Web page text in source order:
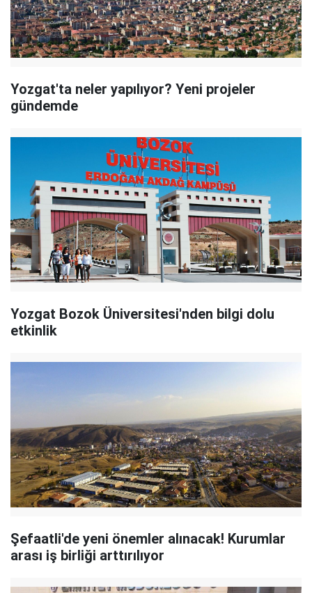
Yozgat'ta neler yapılıyor? Yeni projeler
gündemde
Yozgat Bozok Üniversitesi'nden bilgi dolu
etkinlik
Şefaatli'de yeni önemler alınacak! Kurumlar
arası iş birliği arttırılıyor